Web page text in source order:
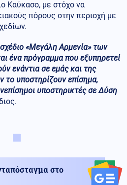
Καύκασο, με στόχο να
πόρους στην περιοχή με
«Μεγάλη Αρμενία» των
ένα πρόγραμμα που εξυπηρετεί
ενάντια σε εμάς και της
το υποστηρίζουν επίσημα,
υποστηρικτές σε Δύση
στο